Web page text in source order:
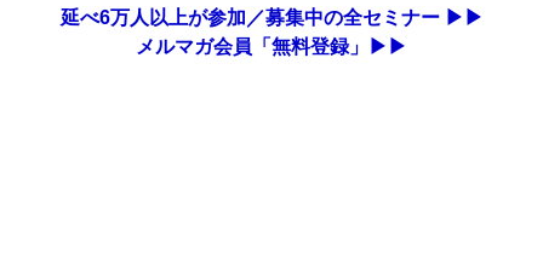
延べ6万人以上が参加／募集中の全セミナー ▶▶
メルマガ会員「無料登録」▶▶